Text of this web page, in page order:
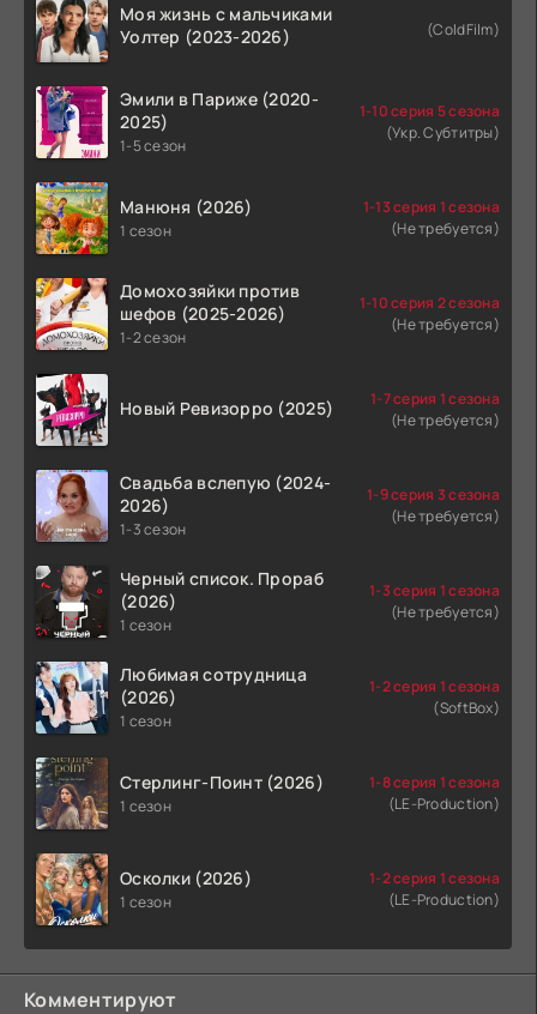
Моя жизнь с мальчиками
Уолтер (2023-2026)
(ColdFilm)
Эмили в Париже (2020-
2025)
1-5 сезон
1-10 серия 5 сезона
(Укр. Субтитры)
Манюня (2026)
1 сезон
1-13 серия 1 сезона
(Не требуется)
Домохозяйки против
шефов (2025-2026)
1-2 сезон
1-10 серия 2 сезона
(Не требуется)
Новый Ревизорро (2025)
1-7 серия 1 сезона
(Не требуется)
Свадьба вслепую (2024-
2026)
1-3 сезон
1-9 серия 3 сезона
(Не требуется)
Черный список. Прораб
(2026)
1 сезон
1-3 серия 1 сезона
(Не требуется)
Любимая сотрудница
(2026)
1 сезон
1-2 серия 1 сезона
(SoftBox)
Стерлинг-Поинт (2026)
1 сезон
1-8 серия 1 сезона
(LE-Production)
Осколки (2026)
1 сезон
1-2 серия 1 сезона
(LE-Production)
Комментируют